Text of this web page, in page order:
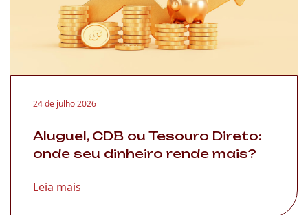
24 de julho 2026
Aluguel, CDB ou Tesouro Direto:
onde seu dinheiro rende mais?
Leia mais